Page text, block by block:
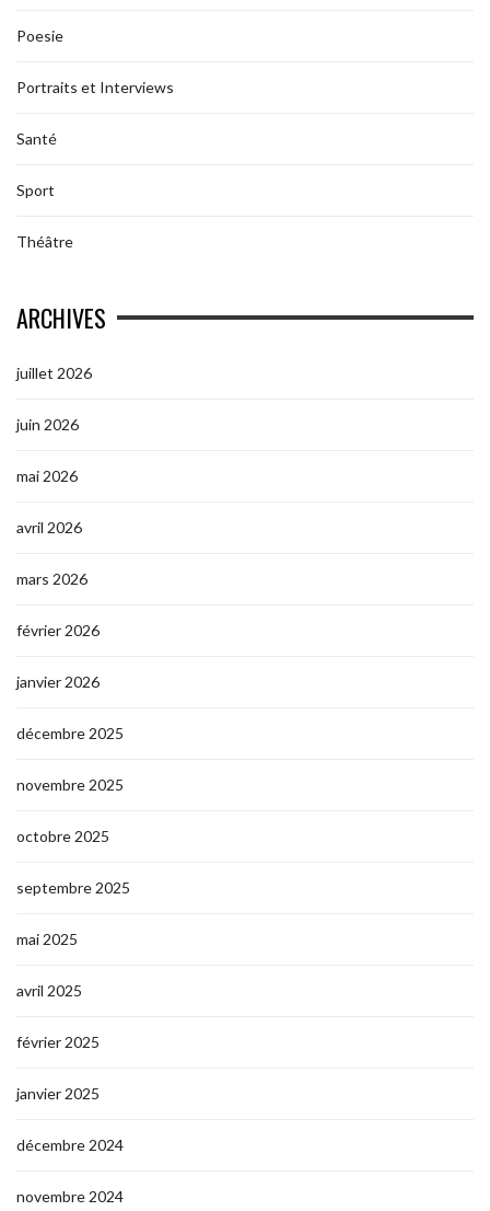
Poesie
Portraits et Interviews
Santé
Sport
Théâtre
ARCHIVES
juillet 2026
juin 2026
mai 2026
avril 2026
mars 2026
février 2026
janvier 2026
décembre 2025
novembre 2025
octobre 2025
septembre 2025
mai 2025
avril 2025
février 2025
janvier 2025
décembre 2024
novembre 2024